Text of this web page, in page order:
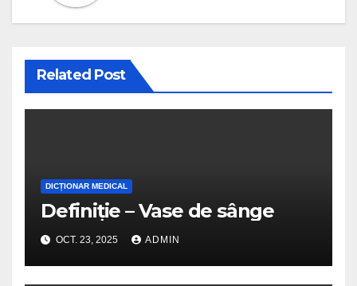
Related Post
DICȚIONAR MEDICAL
Definiție – Vase de sânge
OCT. 23, 2025 ADMIN